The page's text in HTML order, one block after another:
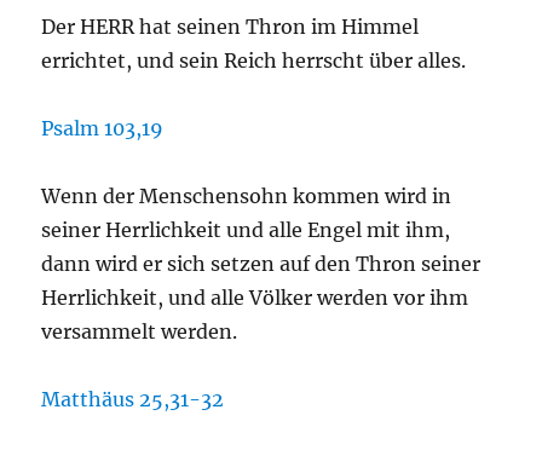
Der HERR hat seinen Thron im Himmel
errichtet, und sein Reich herrscht über alles.
Psalm 103,19
Wenn der Menschensohn kommen wird in
seiner Herrlichkeit und alle Engel mit ihm,
dann wird er sich setzen auf den Thron seiner
Herrlichkeit, und alle Völker werden vor ihm
versammelt werden.
Matthäus 25,31-32